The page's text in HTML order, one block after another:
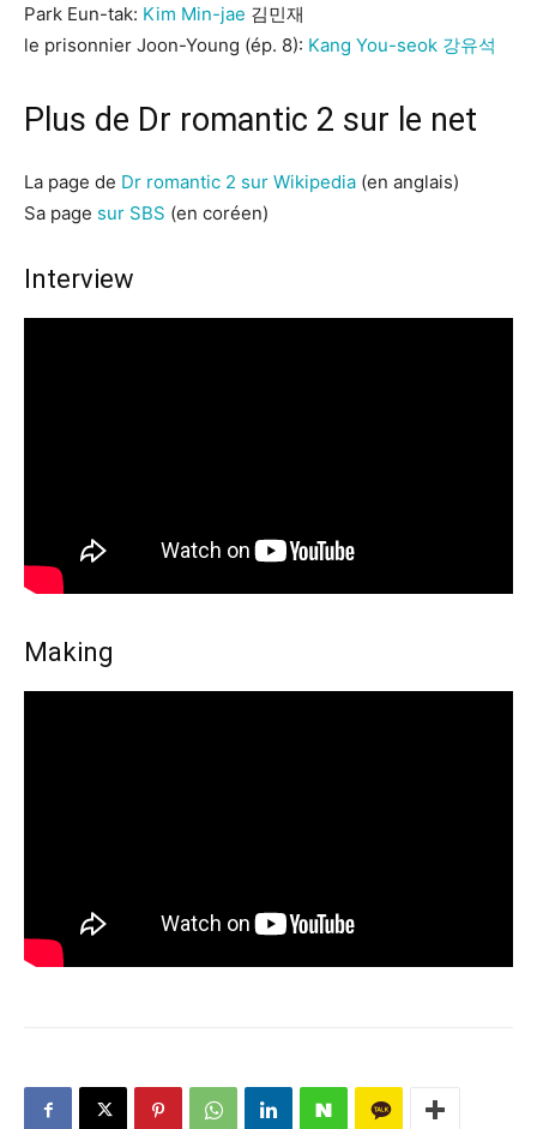
Park Eun-tak: Kim Min-jae 김민재
le prisonnier Joon-Young (ép. 8): Kang You-seok 강유석
Plus de Dr romantic 2 sur le net
La page de Dr romantic 2 sur Wikipedia (en anglais)
Sa page sur SBS (en coréen)
Interview
Making